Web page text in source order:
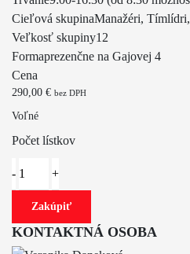
Cieľová skupinaManažéri,
Veľkosť skupiny12
Formaprezenčne na Gajovej 4
Cena
290,00 € bez DPH
Voľné
Počet lístkov
Zakúpiť
KONTAKTNÁ OSOBA
Zisti viac
350,00 €
350,00€
bez DPH